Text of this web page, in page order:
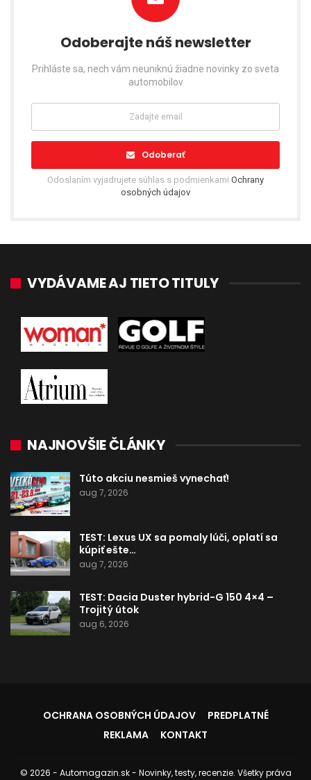
Odoberajte náš newsletter
Prihláste sa, nech vám neuniknú žiadne novinky zo sveta
automobilov
Odoberať
Odoslaním vyjadrujete súhlas s podmienkami Ochrany
osobných údajov
VYDÁVAME AJ TIETO TITULY
NAJNOVŠIE ČLÁNKY
Túto akciu nesmieš vynechať!
aug 7, 2026
TEST: Lexus UX sa pomaly lúči, oplatí sa
kúpiť ešte…
aug 7, 2026
TEST: Dacia Duster hybrid-G 150 4×4 –
Trojitý útok
aug 6, 2026
OCHRANA OSOBNÝCH ÚDAJOV
PREDPLATNÉ
REKLAMA
KONTAKT
© 2026 - Automagazin.sk - Novinky, testy, recenzie. Všetky práva